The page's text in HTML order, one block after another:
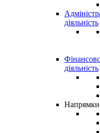
діяльність
діяльність
Напрямки